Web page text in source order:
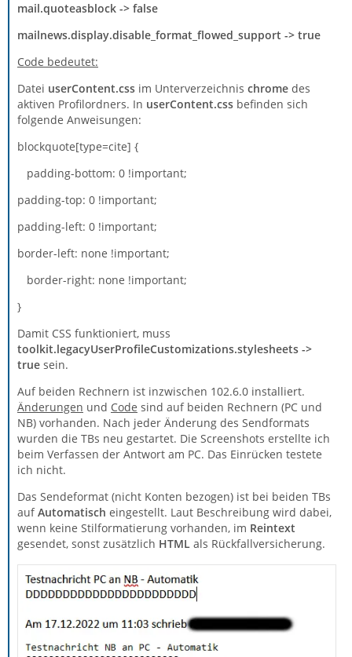
mail.quoteasblock -> false
mailnews.display.disable_format_flowed_support -> true
Code bedeutet:
Datei userContent.css im Unterverzeichnis chrome des
aktiven Profilordners. In userContent.css befinden sich
folgende Anweisungen:
blockquote[type=cite] {
padding-bottom: 0 !important;
padding-top: 0 !important;
padding-left: 0 !important;
border-left: none !important;
border-right: none !important;
}
Damit CSS funktioniert, muss
toolkit.legacyUserProfileCustomizations.stylesheets ->
true sein.
Auf beiden Rechnern ist inzwischen 102.6.0 installiert.
Änderungen und Code sind auf beiden Rechnern (PC und
NB) vorhanden. Nach jeder Änderung des Sendformats
wurden die TBs neu gestartet. Die Screenshots erstellte ich
beim Verfassen der Antwort am PC. Das Einrücken testete
ich nicht.
Das Sendeformat (nicht Konten bezogen) ist bei beiden TBs
aufAutomatisch eingestellt. Laut Beschreibung wird dabei,
wenn keine Stilformatierung vorhanden, im Reintext
gesendet, sonst zusätzlich HTML als Rückfallversicherung.